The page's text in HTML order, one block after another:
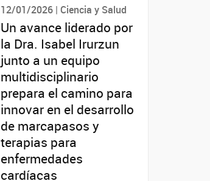
12/01/2026 | Ciencia y Salud
Un avance liderado por
la Dra. Isabel Irurzun
junto a un equipo
multidisciplinario
prepara el camino para
innovar en el desarrollo
de marcapasos y
terapias para
enfermedades
cardíacas